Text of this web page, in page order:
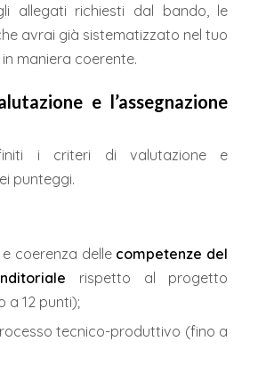
allegati richiesti dal bando, le
avrai già sistematizzato nel tuo
maniera coerente.
e l’assegnazione
i criteri di valutazione e
punteggi.
coerenza delle competenze del
rispetto al progetto
a 12 punti);
tecnico-produttivo (fino a